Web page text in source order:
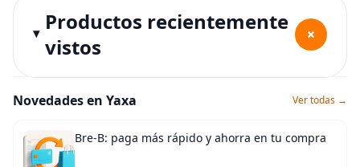
Productos recientemente
vistos
+
Novedades en Yaxa Ver todas →
Bre-B: paga más rápido y ahorra en tu compra